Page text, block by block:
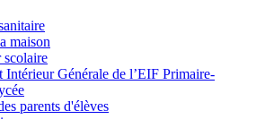
maison
scolaire
Intérieur Générale de l’EIF Primaire-
parents d'élèves